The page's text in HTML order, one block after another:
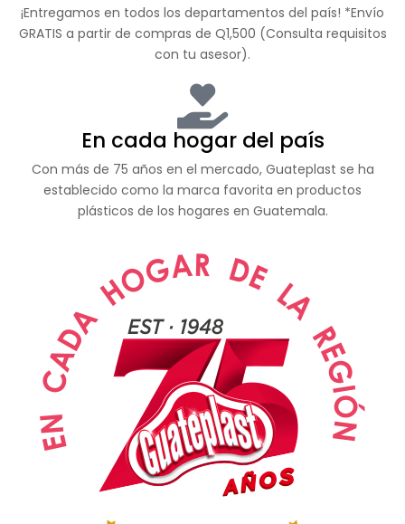
¡Entregamos en todos los departamentos del país! *Envío
GRATIS a partir de compras de Q1,500 (Consulta requisitos
con tu asesor).
En cada hogar del país
Con más de 75 años en el mercado, Guateplast se ha
establecido como la marca favorita en productos
plásticos de los hogares en Guatemala.